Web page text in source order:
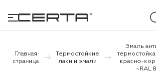
Главная
страница
Термостойкие
лаки и эмали
Эмаль
красно-
~RAL